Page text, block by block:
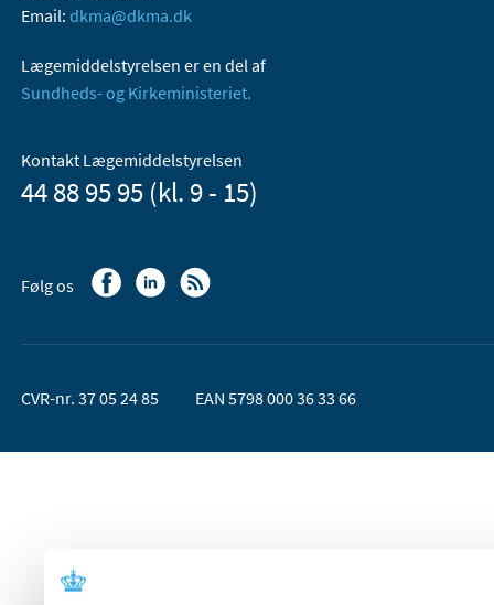
Email: dkma@dkma.dk
Lægemiddelstyrelsen er en del af
Sundheds- og Kirkeministeriet.
Kontakt Lægemiddelstyrelsen
44 88 95 95 (kl. 9 - 15)
Følg os
CVR-nr. 37 05 24 85 EAN 5798 000 36 33 66